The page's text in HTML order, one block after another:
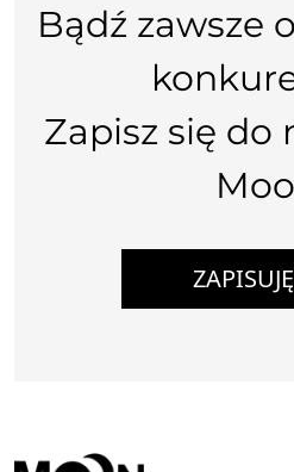
Bądź zawsze
Zapisz się do